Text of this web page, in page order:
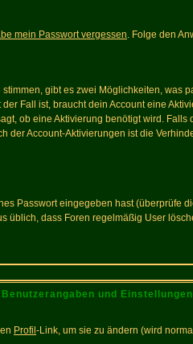
mein Passwort vergessen. Folge den
gibt es zwei Möglichkeiten, was
Fall ist, braucht dein Account eine
ob eine Aktivierung benötigt wird.
Account-Aktivierungen ist die
Passwort eingegeben hast (überprüfe
dass Foren regelmäßig User
Benutzerangaben und Einstellungen
Profil -Link, um sie zu ändern (wird